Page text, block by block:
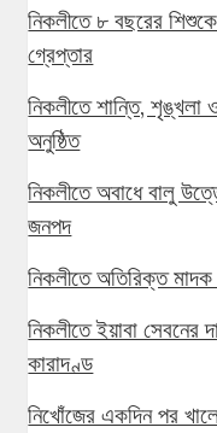
নিকলীতে ৮ বছরের
গ্রেপ্তার
নিকলীতে শান্তি, শৃঙ্খলা
অনুষ্ঠিত
নিকলীতে অবাধে বালু
জনপদ
নিকলীতে অতিরিক্ত
নিকলীতে ইয়াবা
কারাদণ্ড
নিখোঁজের একদিন পর খালে